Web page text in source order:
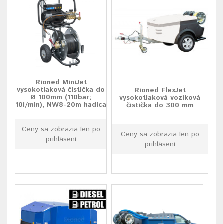
Rioned MiniJet
vysokotlaková čistička do
Ø 100mm (110bar;
10l/min), NW8-20m hadica
Ceny sa zobrazia len po
prihlásení
Rioned FlexJet
vysokotlaková vozíková
čistička do 300 mm
Ceny sa zobrazia len po
prihlásení